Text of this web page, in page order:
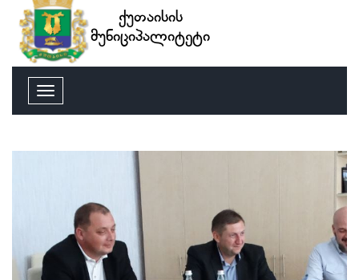
ქუთაისის
მუნიციპალიტეტი